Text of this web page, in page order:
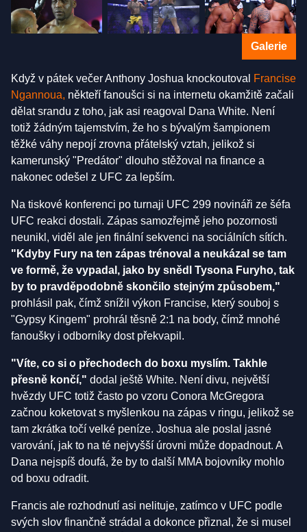
Galerie
Když v pátek večer Anthony Joshua knockoutoval Francise
Ngannoua, někteří fanoušci si na internetu okamžitě začali
dělat srandu z toho, jak asi reagoval Dana White. Není
totiž žádným tajemstvím, že ho s bývalým šampionem
těžké váhy nepojí zrovna přátelský vztah, jelikož si
kamerunský "Predátor" dlouho stěžoval na finance a
nakonec odešel z UFC za lepším.
Na tiskové konferenci po turnaji UFC 299 novináři ze šéfa
UFC reakci dostali. Zápas samozřejmě jeho pozornosti
neunikl, viděl ale jen finální sekvenci na sociálních sítích.
"Kdyby Fury na ten zápas trénoval a neukázal se tam
ve formě, že vypadal, jako by snědl Tysona Furyho, tak
by to pravděpodobně skončilo stejným způsobem,"
prohlásil pak, čímž snížil výkon Francise, který souboj s
"Gypsy Kingem" prohrál těsně 2:1 na body, čímž mnohé
fanoušky i odborníky dost překvapil.
"Víte, co si o přechodech do boxu myslím. Takhle
přesně končí," dodal ještě White. Není divu, největší
hvězdy UFC totiž často po vzoru Conora McGregora
začnou koketovat s myšlenkou na zápas v ringu, jelikož se
tam zkrátka točí velké peníze. Joshua ale poslal jasné
varování, jak to na té nejvyšší úrovni může dopadnout. A
Dana nejspíš doufá, že by to další MMA bojovníky mohlo
od boxu odradit.
Francis ale rozhodnutí asi nelituje, zatímco v UFC podle
svých slov finančně strádal a dokonce přiznal, že si musel